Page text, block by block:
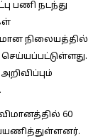
பணி நடந்து
நிலையத்தில்
செய்யப்பட்டுள்ளது.
60